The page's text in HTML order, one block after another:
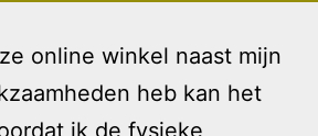
online winkel naast mijn
heb kan het
ik de fysieke